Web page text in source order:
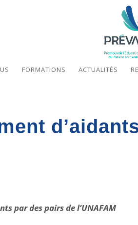
FORMATIONS ACTUALITÉS
par des pairs de l’UNAFAM